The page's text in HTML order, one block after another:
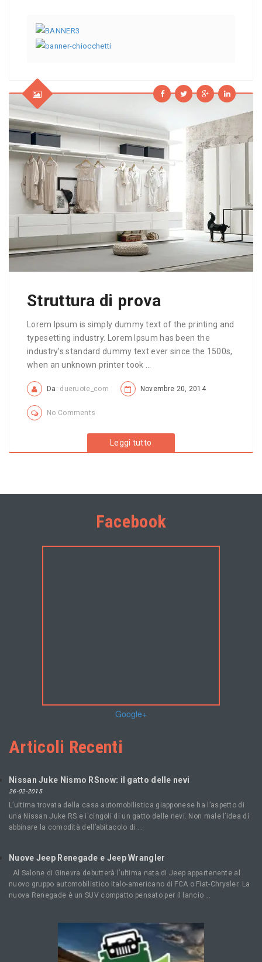
Struttura di prova
Lorem Ipsum is simply dummy text of the printing and
typesetting industry. Lorem Ipsum has been the
industry’s standard dummy text ever since the 1500s,
when an unknown printer took ...
Da: dueruote_com Novembre 20, 2014
No Comments
Leggi tutto
Facebook
Google+
Articoli Recenti
Nissan Juke Nismo RSnow: il gatto delle nevi
26-02-2015
L’ultima trovata della casa automobilistica giapponese ha l’aspetto di
una Nissan Juke RS e i cingoli di un gatto delle nevi. Non male l’idea di
abbinare la comodità dell’abitacolo di …
Nuove Jeep Renegade e Jeep Wrangler
Al Salone di Ginevra debutterà l’ultima nata di Jeep appartenente al
nuovo gruppo automobilistico italo-americano di FCA o Fiat-Chrysler. La
nuova Renegade è un SUV compatto pensato per il lancio …